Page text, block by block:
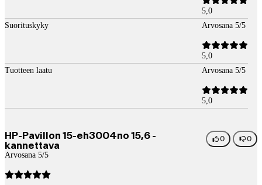
5,0
Suorituskyky
Arvosana 5/5
5,0
Tuotteen laatu
Arvosana 5/5
5,0
HP-Pavillon 15-eh3004no 15,6 -
kannettava
Arvosana 5/5
0 0